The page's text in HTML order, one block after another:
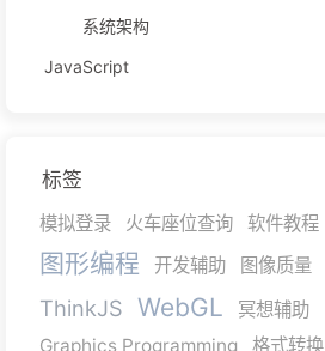
系统架构
JavaScript
标签
模拟登录 火车座位查询 软件教程
图形编程 开发辅助 图像质量
ThinkJS WebGL
冥想辅助
Graphics Programming
格式转换